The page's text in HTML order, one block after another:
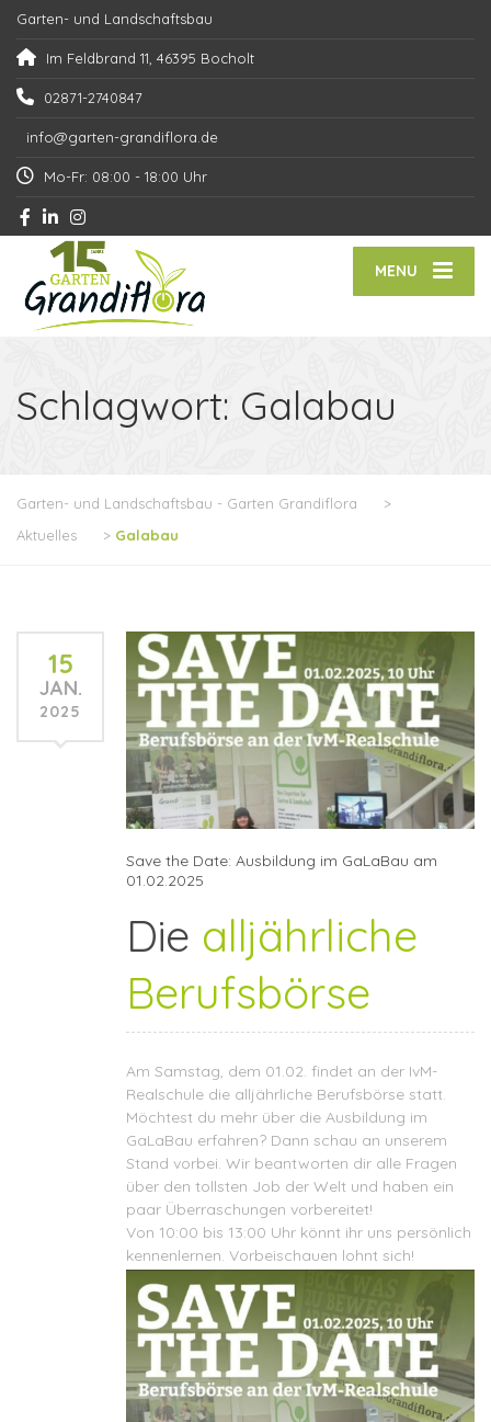
Garten- und Landschaftsbau
Im Feldbrand 11, 46395 Bocholt
02871-2740847
info@garten-grandiflora.de
Mo-Fr: 08:00 - 18:00 Uhr
MENU
Schlagwort: Galabau
Garten- und Landschaftsbau - Garten Grandiflora
>
Aktuelles
> Galabau
15
JAN.
2025
Save the Date: Ausbildung im GaLaBau am
01.02.2025
Die alljährliche
Berufsbörse
Am Samstag, dem 01.02. findet an der IvM-
Realschule die alljährliche Berufsbörse statt.
Möchtest du mehr über die Ausbildung im
GaLaBau erfahren? Dann schau an unserem
Stand vorbei. Wir beantworten dir alle Fragen
über den tollsten Job der Welt und haben ein
paar Überraschungen vorbereitet!
Von 10:00 bis 13:00 Uhr könnt ihr uns persönlich
kennenlernen. Vorbeischauen lohnt sich!